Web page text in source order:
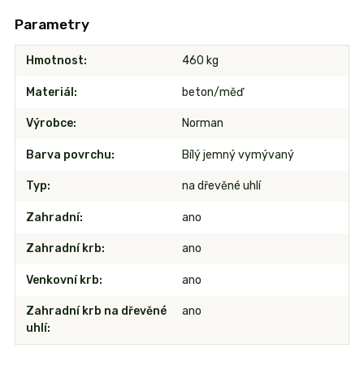
Parametry
Hmotnost 460 kg
Materiál beton/měď
Výrobce Norman
Barva povrchu Bílý jemný vymývaný
Typ na dřevěné uhlí
Zahradní ano
Zahradní krb ano
Venkovní krb ano
Zahradní krb na dřevěné
uhlí
ano